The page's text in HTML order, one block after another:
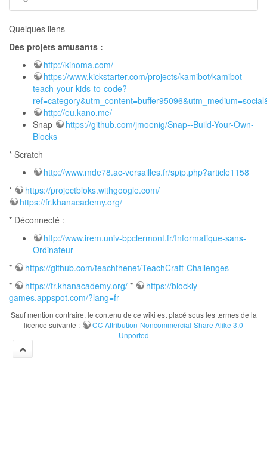
de
Quelques liens
Des projets amusants :
http://kinoma.com/
https://www.kickstarter.com/projects/kamibot/kamibot-
teach-your-kids-to-code?
http://eu.kano.me/
Snap
https://github.com/jmoenig/Snap--Build-Your-Own-
Blocks
* Scratch
http://www.mde78.ac-versailles.fr/spip.php?article1158
*
https://projectbloks.withgoogle.com/
https://fr.khanacademy.org/
* Déconnecté :
http://www.irem.univ-bpclermont.fr/Informatique-sans-
Ordinateur
*
https://github.com/teachthenet/TeachCraft-Challenges
*
https://fr.khanacademy.org/ *
https://blockly-
games.appspot.com/?lang=fr
Sauf mention contraire, le contenu de ce wiki est placé sous les termes de la
licence suivante :
CC Attribution-Noncommercial-Share Alike 3.0
Unported